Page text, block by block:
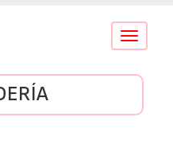
Conmutar